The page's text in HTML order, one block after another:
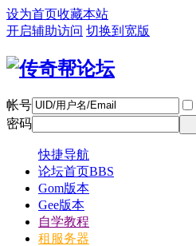
设为首页收藏本站
开启辅助访问 切换到宽版
帐号
密码
快捷导航
论坛首页BBS
Gom版本
Gee版本
自学教程
租服务器